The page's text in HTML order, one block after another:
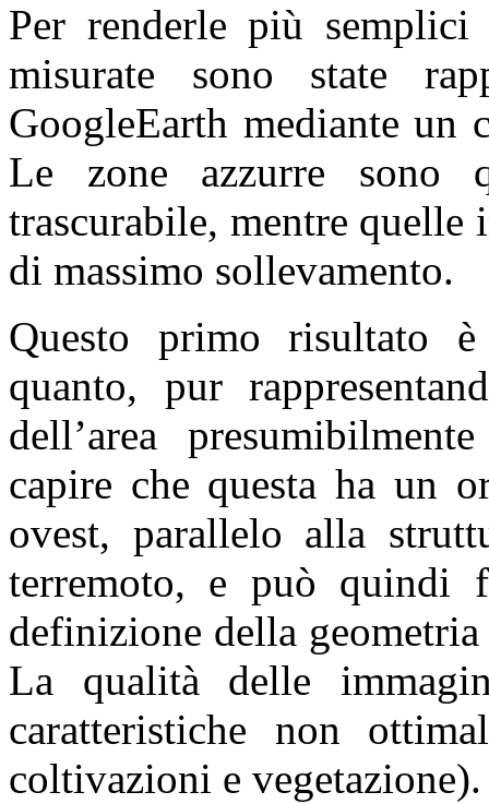
Per renderle più
misurate sono state
GoogleEarth mediante
Le zone azzurre sono
trascurabile, mentre
di massimo sollevamento.
Questo primo risultato è
quanto, pur
dell’area
capire che questa ha un
ovest, parallelo alla
terremoto, e può quindi
definizione della
La qualità delle
caratteristiche non
coltivazioni e vegetazione).